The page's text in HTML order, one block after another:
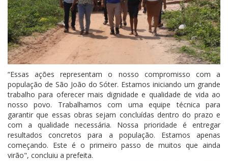
“Essas ações representam o nosso compromisso com a
população de São João do Sóter. Estamos iniciando um grande
trabalho para oferecer mais dignidade e qualidade de vida ao
nosso povo. Trabalhamos com uma equipe técnica para
garantir que essas obras sejam concluídas dentro do prazo e
com a qualidade necessária. Nossa prioridade é entregar
resultados concretos para a população. Estamos apenas
começando. Este é o primeiro passo de muitos que ainda
virão", concluiu a prefeita.